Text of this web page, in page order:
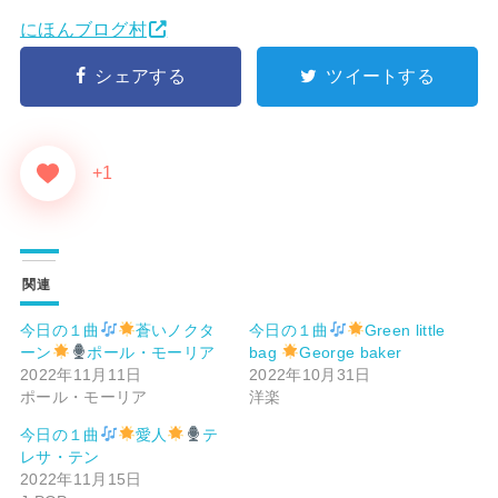
にほんブログ村
シェアする ツイートする
+1
関連
今日の１曲
蒼いノクタ
ーン
ポール・モーリア
2022年11月11日
ポール・モーリア
今日の１曲
Green little
bag
George baker
2022年10月31日
洋楽
今日の１曲 愛人
テ
レサ・テン
2022年11月15日